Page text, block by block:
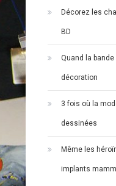
Décorez les
BD
Quand la
décoration
3 fois où la
dessinées
Même les
implants